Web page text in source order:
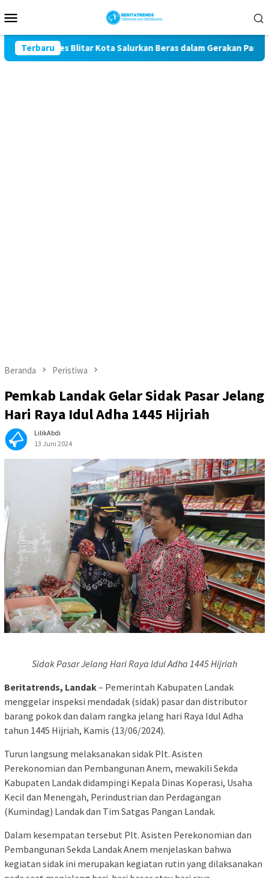
ke
Mobile
Terbaru
Blitar Kota Salurkan Beras dalam Gerakan Pangan Murah
Beranda Peristiwa
Pemkab Landak Gelar Sidak Pasar Jelang
Hari Raya Idul Adha 1445 Hijriah
LilikAbdi
13 Juni 2024
Sidak Pasar Jelang Hari Raya Idul Adha 1445 Hijriah
Beritatrends, Landak– Pemerintah Kabupaten Landak
menggelar inspeksi mendadak (sidak) pasar dan distributor
barang pokok dan dalam rangka jelang hari Raya Idul Adha
tahun 1445 Hijriah, Kamis (13/06/2024).
Turun langsung melaksanakan sidak Plt. Asisten
Perekonomian dan Pembangunan Anem, mewakili Sekda
Kabupaten Landak didampingi Kepala Dinas Koperasi, Usaha
Kecil dan Menengah, Perindustrian dan Perdagangan
(Kumindag) Landak dan Tim Satgas Pangan Landak.
Dalam kesempatan tersebut Plt. Asisten Perekonomian dan
Pembangunan Sekda Landak Anem menjelaskan bahwa
kegiatan sidak ini merupakan kegiatan rutin yang dilaksanakan